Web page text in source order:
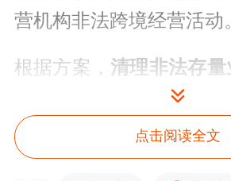
营机构非法跨境经营活动
根据方案， 清理非法存
设置2年集中整治期，集
禁止境外机构为存量投
提供买入交易、转入资金
点击阅读全文